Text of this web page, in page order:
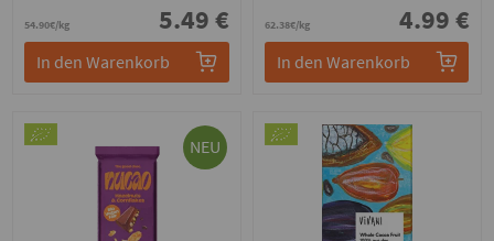
54.90€/kg 5.49 €
In den Warenkorb
62.38€/kg 4.99 €
In den Warenkorb
NEU